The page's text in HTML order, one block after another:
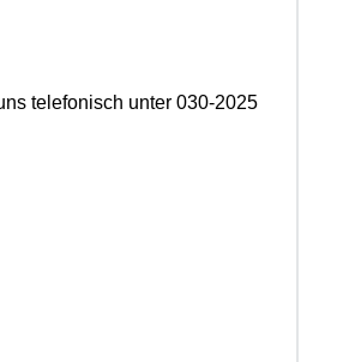
telefonisch unter 030-2025